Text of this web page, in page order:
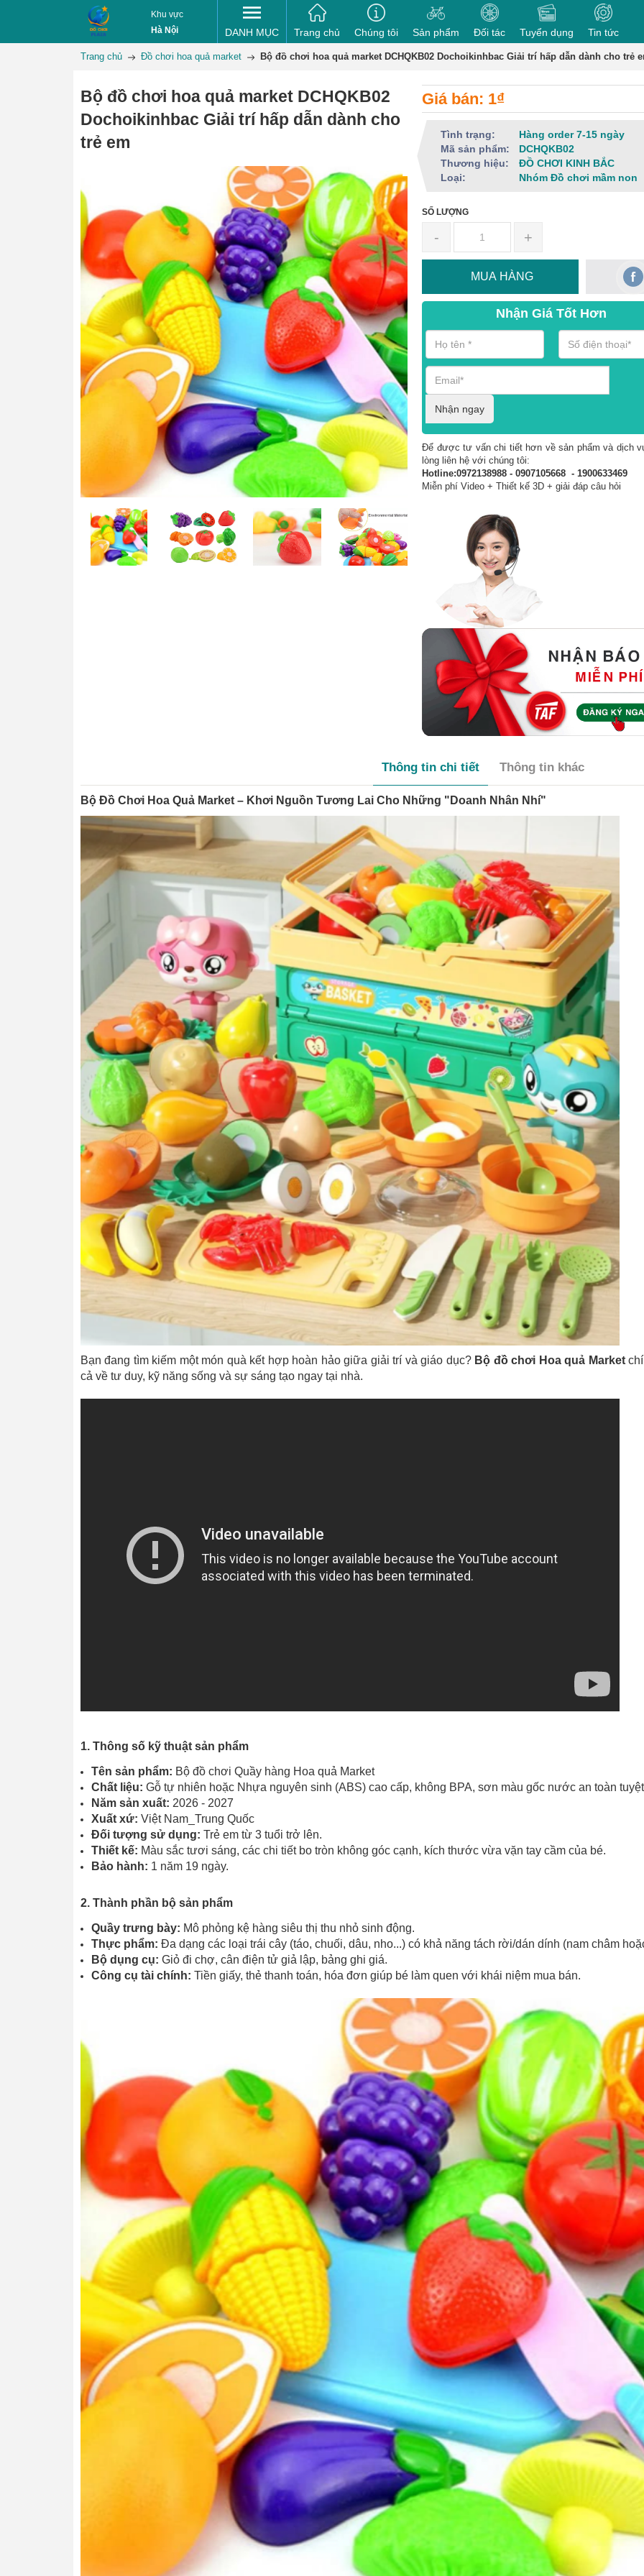
Khu vực
Hà Nội
DANH MỤC Trang chủ Chúng tôi Sản phẩm Đối tác Tuyển dụng Tin tức
Trang chủ Đồ chơi hoa quả market Bộ đồ chơi hoa quả market DCHQKB02 Dochoikinhbac Giải trí hấp dẫn dành cho trẻ
Bộ đồ chơi hoa quả market DCHQKB02
Dochoikinhbac Giải trí hấp dẫn dành cho
trẻ em
Giá bán: 1₫
Tình trạng:
Hàng order 7-15 ngày
Mã sản phẩm:
DCHQKB02
Thương hiệu:
ĐỒ CHƠI KINH BẮC
Loại:
Nhóm Đồ chơi mầm non
SỐ LƯỢNG
- +
MUA HÀNG
Nhận Giá Tốt Hơn
Nhận ngay
Để được tư vấn chi tiết hơn về sản phẩm và dịch
lòng liên hệ với chúng tôi:
Hotline:0972138988 - 0907105668 - 1900633469
Miễn phí Video + Thiết kế 3D + giải đáp câu hỏi
Thông tin chi tiết Thông tin khác
Bộ Đồ Chơi Hoa Quả Market – Khơi Nguồn Tương Lai Cho Những "Doanh Nhân Nhí"
Bạn đang tìm kiếm một món quà kết hợp hoàn hảo giữa giải trí và giáo dục? Bộ đồ chơi Hoa quả Market
cả về tư duy, kỹ năng sống và sự sáng tạo ngay tại nhà.
1. Thông số kỹ thuật sản phẩm
Tên sản phẩm: Bộ đồ chơi Quầy hàng Hoa quả Market
Chất liệu: Gỗ tự nhiên hoặc Nhựa nguyên sinh (ABS) cao cấp, không BPA, sơn màu gốc nước an toàn
Năm sản xuất: 2026 - 2027
Xuất xứ: Việt Nam_Trung Quốc
Đối tượng sử dụng: Trẻ em từ 3 tuổi trở lên.
Thiết kế: Màu sắc tươi sáng, các chi tiết bo tròn không góc cạnh, kích thước vừa vặn tay cầm của bé.
Bảo hành: 1 năm 19 ngày.
2. Thành phần bộ sản phẩm
Quầy trưng bày: Mô phỏng kệ hàng siêu thị thu nhỏ sinh động.
Thực phẩm: Đa dạng các loại trái cây (táo, chuối, dâu, nho...) có khả năng tách rời/dán dính (nam châm
Bộ dụng cụ: Giỏ đi chợ, cân điện tử giả lập, bảng ghi giá.
Công cụ tài chính: Tiền giấy, thẻ thanh toán, hóa đơn giúp bé làm quen với khái niệm mua bán.